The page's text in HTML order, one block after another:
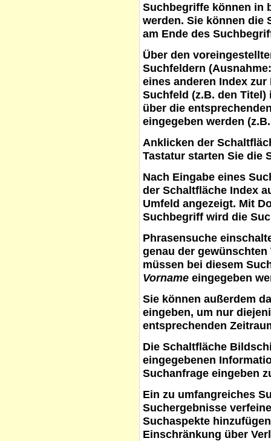
Suchbegriffe können in
werden. Sie können die
am Ende des
Über den
Suchfeldern
eines anderen Index
Suchfeld (z.B. den
über die
eingegeben werden
Anklicken der
Tastatur starten Sie die
Nach Eingabe eines
der Schaltfläche Index
Umfeld angezeigt. Mit
Suchbegriff wird die
Phrasensuche
genau der
müssen bei diesem
Vorname eingegeben
Sie können außerdem
eingeben, um nur
entsprechenden
Die Schaltfläche
eingegebenen
Suchanfrage eingeben
Ein zu umfangreiches
Suchergebnisse
Suchaspekte
Einschränkung über